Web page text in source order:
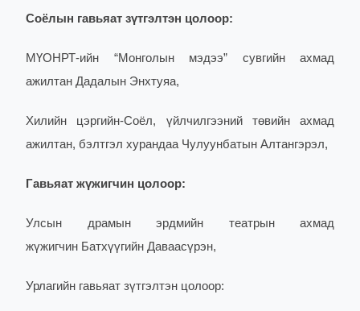
Соёлын гавьяат зүтгэлтэн цолоор:
МҮОНРТ-ийн “Монголын мэдээ” сувгийн ахмад
ажилтан Дадалын Энхтуяа,
Хилийн цэргийн-Соёл, үйлчилгээний төвийн ахмад
ажилтан, бэлтгэл хурандаа Чулуунбатын Алтангэрэл,
Гавьяат жүжигчин цолоор:
Улсын драмын эрдмийн театрын ахмад
жүжигчин Батхүүгийн Даваасүрэн,
Урлагийн гавьяат зүтгэлтэн цолоор: